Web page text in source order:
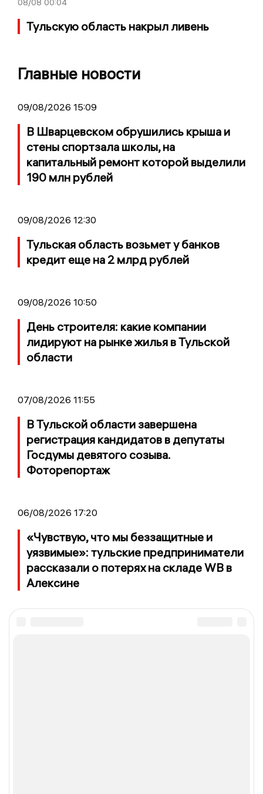
08/08 00:04
Тульскую область накрыл ливень
Главные новости
09/08/2026 15:09
В Шварцевском обрушились крыша и
стены спортзала школы, на
капитальный ремонт которой выделили
190 млн рублей
09/08/2026 12:30
Тульская область возьмет у банков
кредит еще на 2 млрд рублей
09/08/2026 10:50
День строителя: какие компании
лидируют на рынке жилья в Тульской
области
07/08/2026 11:55
В Тульской области завершена
регистрация кандидатов в депутаты
Госдумы девятого созыва.
Фоторепортаж
06/08/2026 17:20
«Чувствую, что мы беззащитные и
уязвимые»: тульские предприниматели
рассказали о потерях на складе WB в
Алексине